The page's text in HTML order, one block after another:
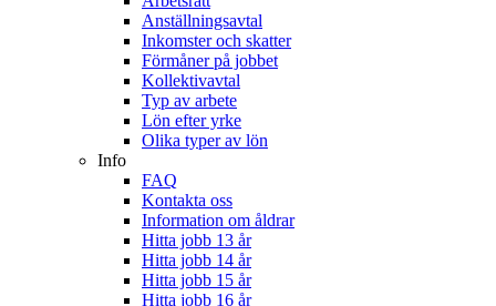
Anställningsavtal
Inkomster och skatter
Förmåner på jobbet
Kollektivavtal
Typ av arbete
Lön efter yrke
Olika typer av lön
Info
FAQ
Kontakta oss
Information om åldrar
Hitta jobb 13 år
Hitta jobb 14 år
Hitta jobb 15 år
Hitta jobb 16 år